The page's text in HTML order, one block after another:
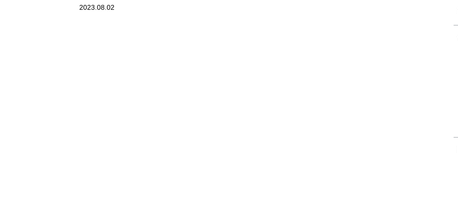
2023.08.02